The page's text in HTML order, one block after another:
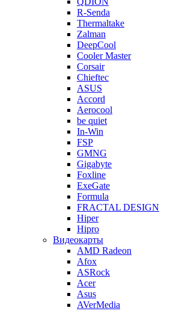
R-Senda
Thermaltake
Zalman
DeepCool
Cooler Master
Corsair
Chieftec
ASUS
Accord
Aerocool
be quiet
In-Win
FSP
GMNG
Gigabyte
Foxline
ExeGate
Formula
FRACTAL DESIGN
Hiper
Hipro
Видеокарты
AMD Radeon
Afox
ASRock
Acer
Asus
AVerMedia